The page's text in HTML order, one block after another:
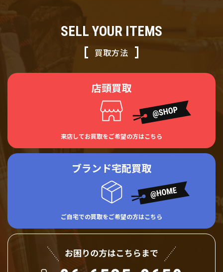
SELL YOUR ITEMS
買取方法
店頭買取
来店してお買取をご希望の方はこちら
ブランド宅配買取
ご自宅での買取をご希望の方はこちら